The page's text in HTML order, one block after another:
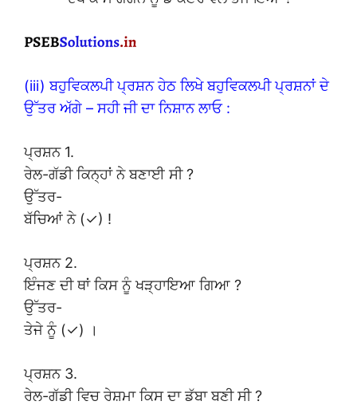
(iii) ਬਹੁਵਿਕਲਪੀ ਪ੍ਰਸ਼ਨ ਹੇਠ ਲਿਖੇ ਬਹੁਵਿਕਲਪੀ ਪ੍ਰਸ਼ਨਾਂ ਦੇ
ਉੱਤਰ ਅੱਗੇ – ਸਹੀ ਜੀ ਦਾ ਨਿਸ਼ਾਨ ਲਾਓ :
ਪ੍ਰਸ਼ਨ 1.
ਰੇਲ-ਗੱਡੀ ਕਿਨ੍ਹਾਂ ਨੇ ਬਣਾਈ ਸੀ ?
ਉੱਤਰ-
ਬੱਚਿਆਂ ਨੇ (✓) !
ਪ੍ਰਸ਼ਨ 2.
ਇੰਜਣ ਦੀ ਥਾਂ ਕਿਸ ਨੂੰ ਖੜ੍ਹਾਇਆ ਗਿਆ ?
ਉੱਤਰ-
ਤੇਜੇ ਨੂੰ (✓) ।
ਪ੍ਰਸ਼ਨ 3.
ਰੇਲ-ਗੱਡੀ ਵਿਚ ਰੇਸ਼ਮਾ ਕਿਸ ਦਾ ਡੱਬਾ ਬਣੀ ਸੀ ?